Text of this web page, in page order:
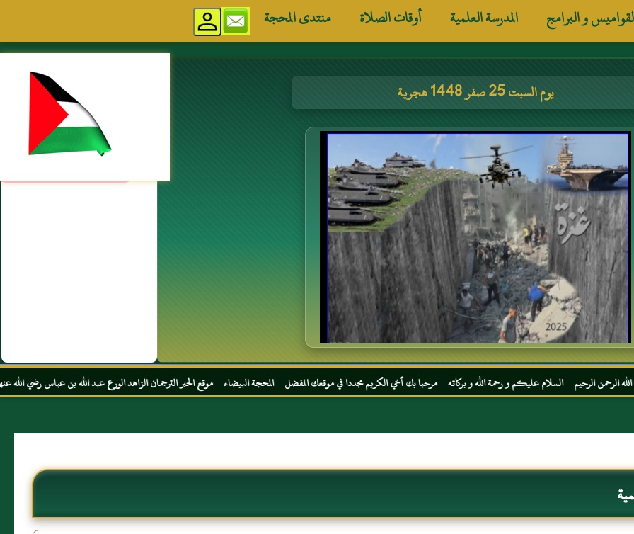
و البرامج المدرسة العلمية أوقات الصلاة منتدى المحجة
يوم السبت 25 صفر 1448 هجرية مواقع إسلامية
السلام عليكم و رحمة الله و بركاته مرحبا بك أخي الكريم مجددا في موقعك المفضل المحجة البيضاء موقع الحبر الترجمان الزاهد الورع عبد الله بن عباس رضي الله عنهما